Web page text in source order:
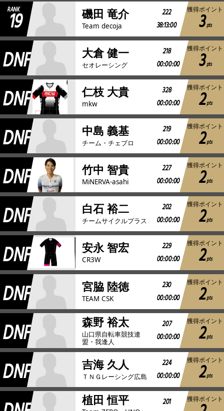
RANK
19 磯田 竜介
Team decoja
222
38:13:00
獲得ポイント
3pts
DNF 大倉 健一
セオレーシング
218
00:00:00
獲得ポイント
3pts
DNF 仁枝 大貴
mkw
328
00:00:00
獲得ポイント
2pts
DNF 中島 義基
チーム・チェブロ
219
00:00:00
獲得ポイント
2pts
DNF 竹中 智貴
MiNERVA-asahi
227
00:00:00
獲得ポイント
2pts
DNF 白石 裕二
チームサイクルプラス
202
00:00:00
獲得ポイント
2pts
DNF 安永 智宏
CR3W
229
00:00:00
獲得ポイント
2pts
DNF 宮脇 陸徳
TEAM CSK
230
00:00:00
獲得ポイント
2pts
DNF 森野 裕太
山口県自転車競技連
盟・我逢人
207
00:00:00
獲得ポイント
2pts
DNF 吉海 久人
ＴＮＧレーシング広島
224
00:00:00
獲得ポイント
2pts
植田 恒平
201
獲得ポイント